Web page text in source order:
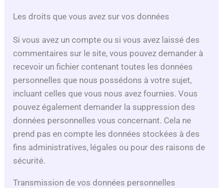
Les droits que vous avez sur vos données
Si vous avez un compte ou si vous avez laissé des
commentaires sur le site, vous pouvez demander à
recevoir un fichier contenant toutes les données
personnelles que nous possédons à votre sujet,
incluant celles que vous nous avez fournies. Vous
pouvez également demander la suppression des
données personnelles vous concernant. Cela ne
prend pas en compte les données stockées à des
fins administratives, légales ou pour des raisons de
sécurité.
Transmission de vos données personnelles